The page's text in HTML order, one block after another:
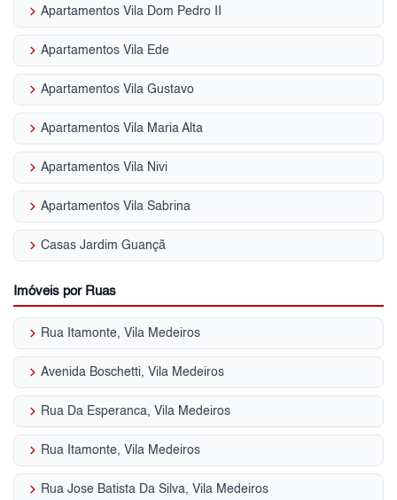
keyboard_arrow_right Apartamentos Vila Dom Pedro II
keyboard_arrow_right Apartamentos Vila Ede
keyboard_arrow_right Apartamentos Vila Gustavo
keyboard_arrow_right Apartamentos Vila Maria Alta
keyboard_arrow_right Apartamentos Vila Nivi
keyboard_arrow_right Apartamentos Vila Sabrina
keyboard_arrow_right Casas Jardim Guançã
Imóveis por Ruas
keyboard_arrow_right Rua Itamonte, Vila Medeiros
keyboard_arrow_right Avenida Boschetti, Vila Medeiros
keyboard_arrow_right Rua Da Esperanca, Vila Medeiros
keyboard_arrow_right Rua Itamonte, Vila Medeiros
keyboard_arrow_right Rua Jose Batista Da Silva, Vila Medeiros